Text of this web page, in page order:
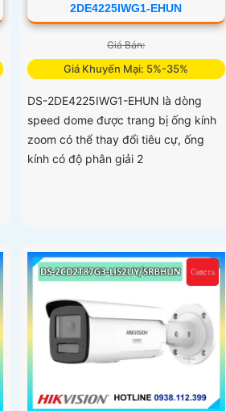
2DE4225IWG1-EHUN
Giá Bán:
Giá Khuyến Mại: 5%-35%
DS-2DE4225IWG1-EHUN là dòng
speed dome được trang bị ống kính
zoom có thể thay đổi tiêu cự, ống
kính có độ phân giải 2